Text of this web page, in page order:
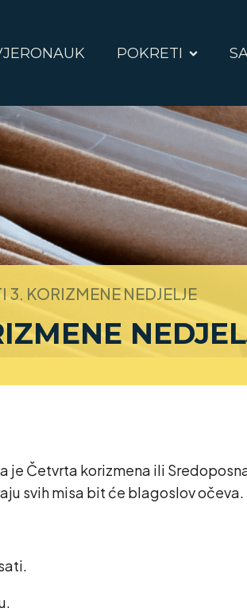
POKRETI
3. KORIZMENE NEDJELJE
Četvrta korizmena ili Sredoposna
svih misa bit će blagoslov očeva.